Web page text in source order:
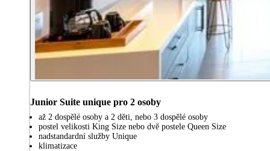
Junior Suite unique pro 2 osoby
až 2 dospělé osoby a 2 děti, nebo 3 dospělé osoby
postel velikosti King Size nebo dvě postele Queen Size
nadstandardní služby Unique
klimatizace